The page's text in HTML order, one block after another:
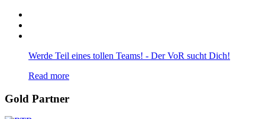
Werde Teil eines tollen Teams! - Der VoR sucht Dich!
Read more
Gold Partner